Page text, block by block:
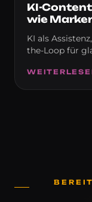
KI-
wie
KI als
the-Loop für